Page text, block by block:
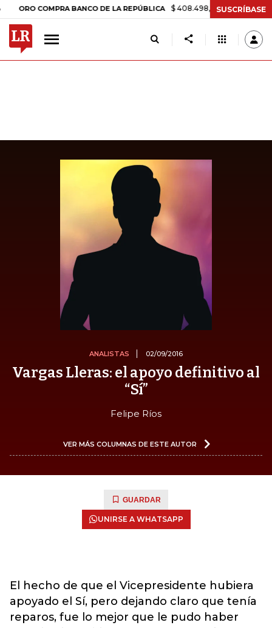
COMPRA BANCO DE LA REPÚBLICA $ 408.498,97 +$ 8.753,81 +2,19%
SUSCRÍBASE
ANALISTAS 02/09/2016
Vargas Lleras: el apoyo definitivo al
“Sí”
Felipe Ríos
VER MÁS COLUMNAS DE ESTE AUTOR
GUARDAR
UNIRSE A WHATSAPP
El hecho de que el Vicepresidente hubiera
apoyado el Sí, pero dejando claro que tenía
reparos, fue lo mejor que le pudo haber